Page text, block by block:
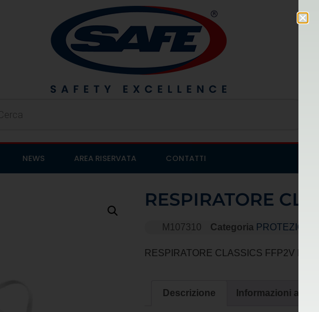
NEWS AREA RISERVATA CONTATTI
RESPIRATORE
M107310 Categoria
RESPIRATORE CLASSICS FFP2V D –
Descrizione Informazioni